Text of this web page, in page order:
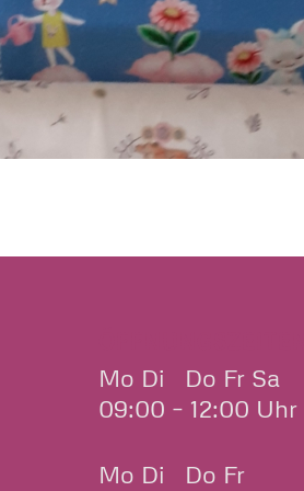
Mo Di Do Fr Sa
09:00 – 12:00 Uhr
Mo Di Do Fr